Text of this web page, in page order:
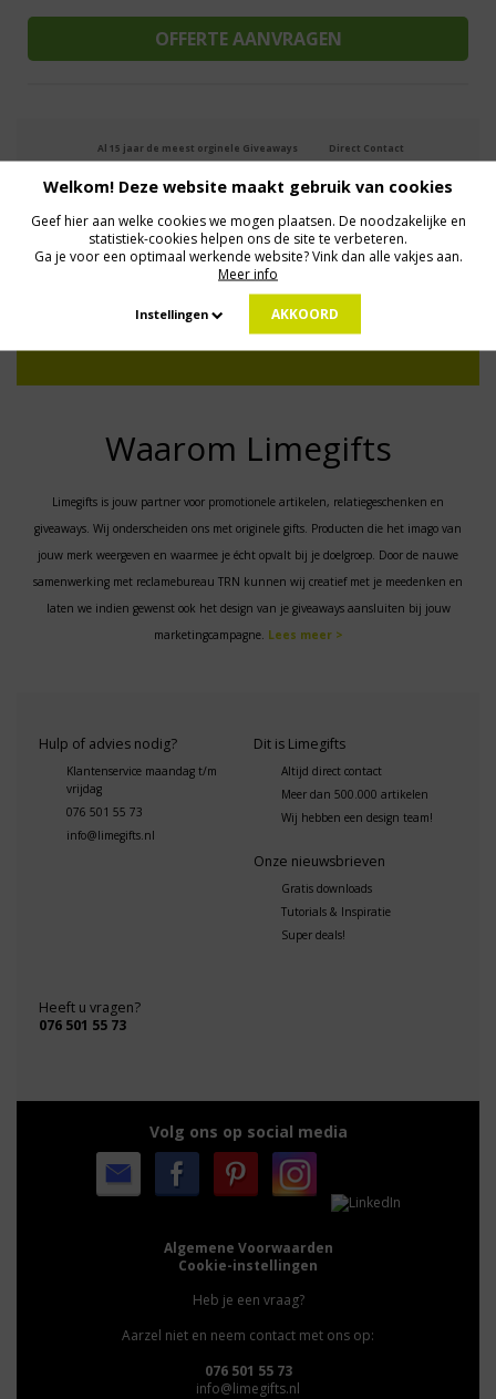
Al 15 jaar de meest orginele Giveaways Direct Contact
MELD JE AAN VOOR ONZE NIEUWSBRIEF
Profiteer van deals en een dosis inspiratie!
Waarom Limegifts
Limegifts is jouw partner voor promotionele artikelen, relatiegeschenken en
giveaways. Wij onderscheiden ons met originele gifts. Producten die het imago van
jouw merk weergeven en waarmee je écht opvalt bij je doelgroep. Door de nauwe
samenwerking met reclamebureau TRN kunnen wij creatief met je meedenken en
laten we indien gewenst ook het design van je giveaways aansluiten bij jouw
marketingcampagne. Lees meer >
Hulp of advies nodig?
Klantenservice maandag t/m
vrijdag
076 501 55 73
info@limegifts.nl
Dit is Limegifts
Altijd direct contact
Meer dan 500.000 artikelen
Wij hebben een design team!
Onze nieuwsbrieven
Gratis downloads
Tutorials & Inspiratie
Super deals!
Heeft u vragen?
076 501 55 73
Volg ons op social media
Algemene Voorwaarden
Cookie-instellingen
Heb je een vraag?
Aarzel niet en neem contact met ons op:
076 501 55 73
info@limegifts.nl
Welkom! Deze website maakt gebruik van cookies
Geef hier aan welke cookies we mogen plaatsen. De noodzakelijke en
statistiek-cookies helpen ons de site te verbeteren.
Ga je voor een optimaal werkende website? Vink dan alle vakjes aan.
Meer info
Instellingen AKKOORD